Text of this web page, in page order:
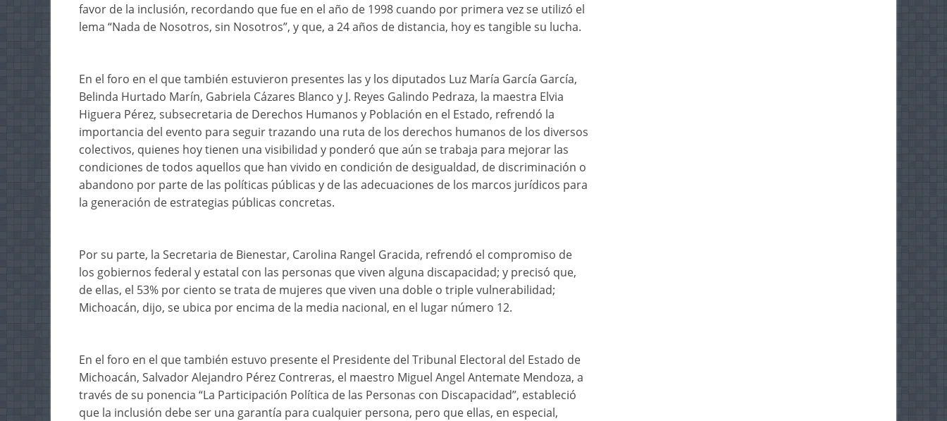
favor de la inclusión, recordando que fue en el año de 1998 cuando por primera vez se utilizó el
lema “Nada de Nosotros, sin Nosotros”, y que, a 24 años de distancia, hoy es tangible su lucha.
En el foro en el que también estuvieron presentes las y los diputados Luz María García García,
Belinda Hurtado Marín, Gabriela Cázares Blanco y J. Reyes Galindo Pedraza, la maestra Elvia
Higuera Pérez, subsecretaria de Derechos Humanos y Población en el Estado, refrendó la
importancia del evento para seguir trazando una ruta de los derechos humanos de los diversos
colectivos, quienes hoy tienen una visibilidad y ponderó que aún se trabaja para mejorar las
condiciones de todos aquellos que han vivido en condición de desigualdad, de discriminación o
abandono por parte de las políticas públicas y de las adecuaciones de los marcos jurídicos para
la generación de estrategias públicas concretas.
Por su parte, la Secretaria de Bienestar, Carolina Rangel Gracida, refrendó el compromiso de
los gobiernos federal y estatal con las personas que viven alguna discapacidad; y precisó que,
de ellas, el 53% por ciento se trata de mujeres que viven una doble o triple vulnerabilidad;
Michoacán, dijo, se ubica por encima de la media nacional, en el lugar número 12.
En el foro en el que también estuvo presente el Presidente del Tribunal Electoral del Estado de
Michoacán, Salvador Alejandro Pérez Contreras, el maestro Miguel Angel Antemate Mendoza, a
través de su ponencia “La Participación Política de las Personas con Discapacidad”, estableció
que la inclusión debe ser una garantía para cualquier persona, pero que ellas, en especial,